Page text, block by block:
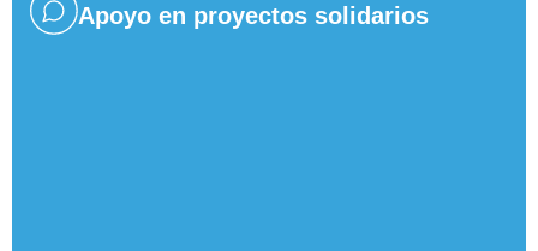
Apoyo en proyectos solidarios